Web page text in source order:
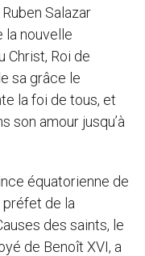
Salazar
la nouvelle
Christ, Roi de
sa grâce le
la foi de tous, et
son amour jusqu’à
équatorienne de
préfet de la
des saints, le
de Benoît XVI, a